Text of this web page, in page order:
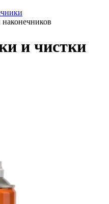
и чистки